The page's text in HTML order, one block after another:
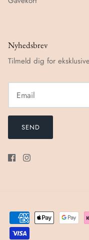
Nyhedsbrev
Tilmeld dig for
SEND